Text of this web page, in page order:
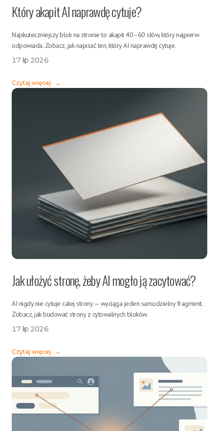
Który akapit AI naprawdę cytuje?
Najskuteczniejszy blok na stronie to akapit 40–60 słów, który najpierw
odpowiada. Zobacz, jak napisać ten, który AI naprawdę cytuje.
17 lip 2026
Czytaj więcej →
Jak ułożyć stronę, żeby AI mogło ją zacytować?
AI nigdy nie cytuje całej strony — wyciąga jeden samodzielny fragment.
Zobacz, jak budować strony z cytowalnych bloków.
17 lip 2026
Czytaj więcej →